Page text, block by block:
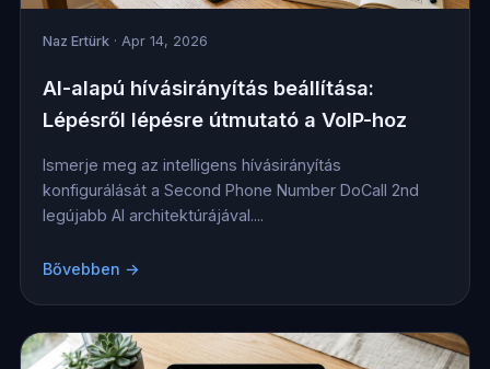
Naz Ertürk· Apr 14, 2026
AI-alapú hívásirányítás beállítása:
Lépésről lépésre útmutató a VoIP-hoz
Ismerje meg az intelligens hívásirányítás
konfigurálását a Second Phone Number DoCall 2nd
legújabb AI architektúrájával....
Bővebben →